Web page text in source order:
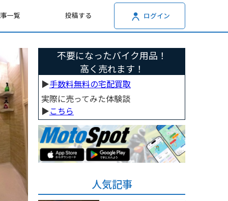
一覧 投稿する ログイン
不要になったバイク用品！
高く売れます！
▶︎手数料無料の宅配買取
実際に売ってみた体験談
▶︎こちら
人気記事